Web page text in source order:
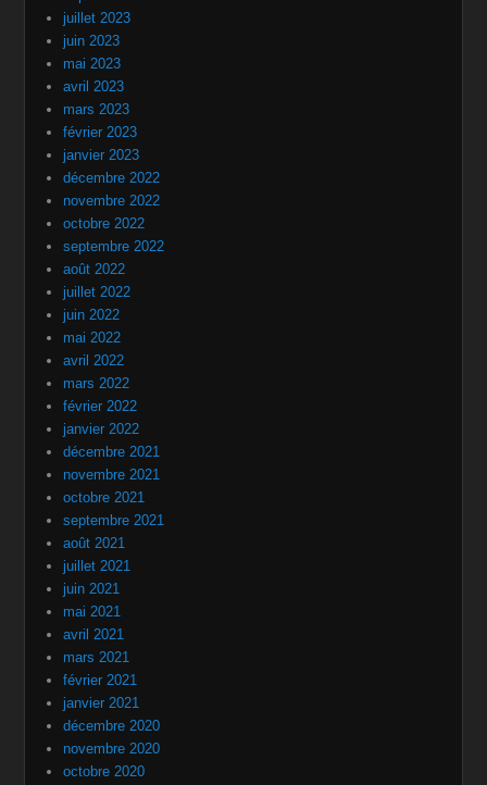
juillet 2023
juin 2023
mai 2023
avril 2023
mars 2023
février 2023
janvier 2023
décembre 2022
novembre 2022
octobre 2022
septembre 2022
août 2022
juillet 2022
juin 2022
mai 2022
avril 2022
mars 2022
février 2022
janvier 2022
décembre 2021
novembre 2021
octobre 2021
septembre 2021
août 2021
juillet 2021
juin 2021
mai 2021
avril 2021
mars 2021
février 2021
janvier 2021
décembre 2020
novembre 2020
octobre 2020